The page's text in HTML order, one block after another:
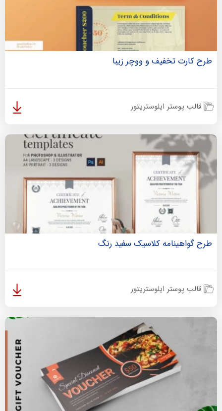
طرح کارت تخفیف و ووچر زیبا
قالب پوستر ایلوستریتور
طرح گواهینامه کلاسیک سفید رنگ
قالب پوستر ایلوستریتور